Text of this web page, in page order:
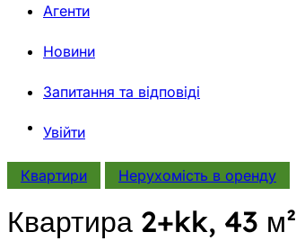
Агенти
Новини
Запитання та відповіді
Увійти
Квартири Нерухомiсть в оренду
Квартира 2+kk, 43 м²